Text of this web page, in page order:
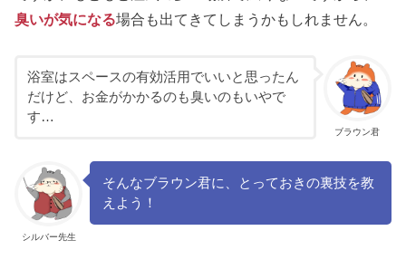
臭いが気になる場合も出てきてしまうかもしれません。
ブラウン君
浴室はスペースの有効活用でいいと思ったん
だけど、お金がかかるのも臭いのもいやで
す…
シルバー先生
そんなブラウン君に、とっておきの裏技を教
えよう！